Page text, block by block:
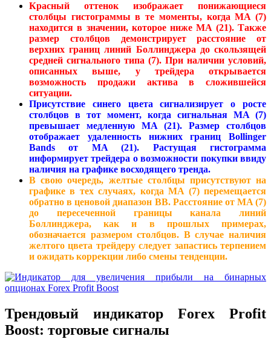
Красный оттенок изображает понижающиеся
столбцы гистограммы в те моменты, когда MA (7)
находится в значении, которое ниже MA (21). Также
размер столбцов демонстрирует расстояние от
верхних границ линий Боллинджера до скользящей
средней сигнального типа (7). При наличии условий,
описанных выше, у трейдера открывается
возможность продажи актива в сложившейся
ситуации.
Присутствие синего цвета сигнализирует о росте
столбцов в тот момент, когда сигнальная MA (7)
превышает медленную MA (21). Размер столбцов
отображает удаленность нижних границ Bollinger
Bands от MA (21). Растущая гистограмма
информирует трейдера о возможности покупки ввиду
наличия на графике восходящего тренда.
В свою очередь, желтые столбцы присутствуют на
графике в тех случаях, когда MA (7) перемещается
обратно в ценовой диапазон BB. Расстояние от MA (7)
до пересеченной границы канала линий
Боллинджера, как и в прошлых примерах,
обозначается размером столбцов. В случае наличия
желтого цвета трейдеру следует запастись терпением
и ожидать коррекции либо смены тенденции.
Трендовый индикатор Forex Profit
Boost: торговые сигналы